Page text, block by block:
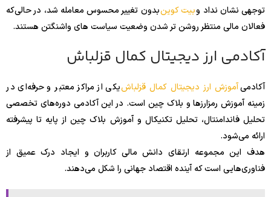
توجهی نشان نداد وبیت کوینبدون تغییر محسوس معامله شد، در حالی‌که
فعالان مالی منتظر روشن تر شدن وضعیت سیاست های واشنگتن هستند.
آکادمی ارز دیجیتال کمال قزلباش
آکادمیآموزش ارز دیجیتال کمال قزلباشیکی از مراکز معتبر و حرفه‌ای در
زمینه آموزش رمزارزها و بلاک چین است. در این آکادمی دوره‌های تخصصی
تحلیل فاندامنتال، تحلیل تکنیکال و آموزش بلاک چین از پایه تا پیشرفته
ارائه می‌شود.
هدف این مجموعه ارتقای دانش مالی کاربران و ایجاد درک عمیق از
فناوری‌هایی است که آینده اقتصاد جهانی را شکل می‌دهند.